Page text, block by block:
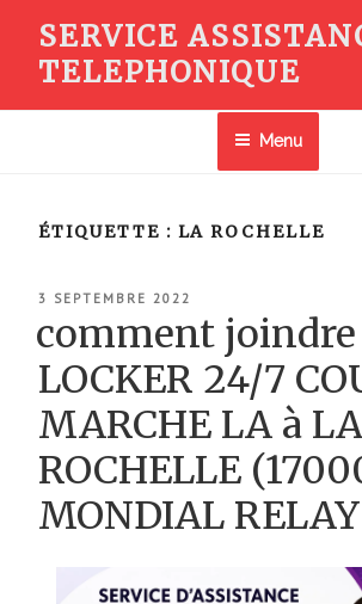
contenu
SERVICE
TELEPHONIQUE
Menu
ÉTIQUETTE : LA ROCHELLE
PUBLIÉ
3 SEPTEMBRE 2022
comment joindre
LOCKER 24/7
MARCHE LA à LA
ROCHELLE
MONDIAL RELAY